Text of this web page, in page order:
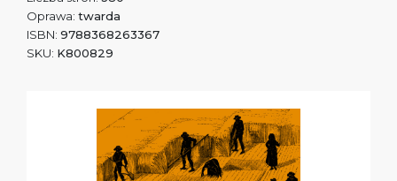
Oprawa: twarda
ISBN: 9788368263367
SKU: K800829